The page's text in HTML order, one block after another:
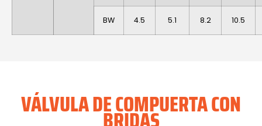
BW 4.5 5.1 8.2 10.5
VÁLVULA DE COMPUERTA CON